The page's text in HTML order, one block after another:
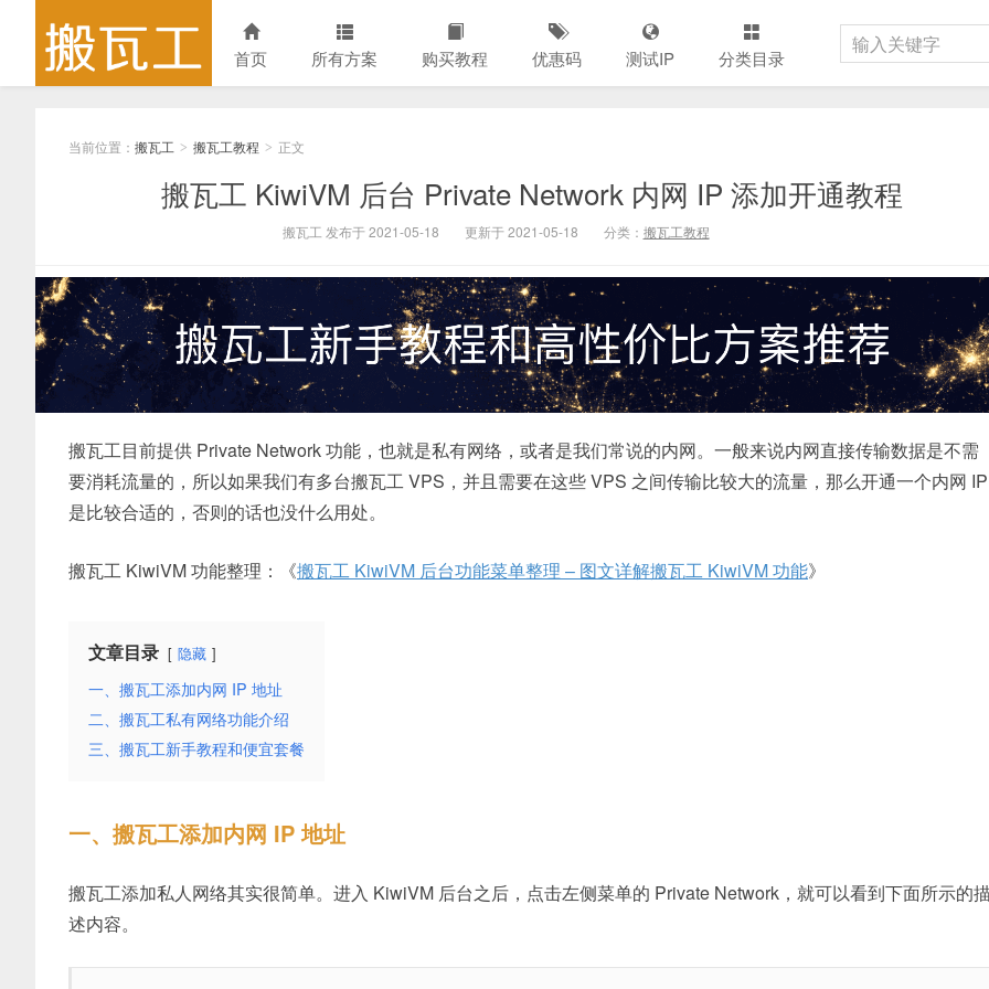
首页 所有方案 购买教程 优惠码 测试IP 分类目录
当前位置： 搬瓦工 > 搬瓦工教程 > 正文
搬瓦工 KiwiVM 后台 Private Network 内网 IP 添加开通教程
搬瓦工 发布于 2021-05-18 更新于 2021-05-18 分类： 搬瓦工教程
搬瓦工目前提供 Private Network 功能，也就是私有网络，或者是我们常说的内网。一般来说内网直接传输数据是不需
要消耗流量的，所以如果我们有多台搬瓦工 VPS，并且需要在这些 VPS 之间传输比较大的流量，那么开通一个内网 IP
是比较合适的，否则的话也没什么用处。
搬瓦工 KiwiVM 功能整理：《搬瓦工 KiwiVM 后台功能菜单整理 – 图文详解搬瓦工 KiwiVM 功能》
文章目录 隐藏
一、搬瓦工添加内网 IP 地址
二、搬瓦工私有网络功能介绍
三、搬瓦工新手教程和便宜套餐
一、搬瓦工添加内网 IP 地址
搬瓦工添加私人网络其实很简单。进入 KiwiVM 后台之后，点击左侧菜单的 Private Network，就可以看到下面所示的
述内容。